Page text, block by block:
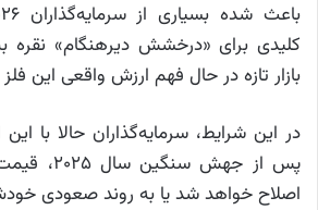
کلیدی برای «درخشش دیرهنگام» نقره
بازار تازه در حال فهم ارزش واقعی این
در این شرایط، سرمایه‌گذاران حالا با این
اصلاح خواهد شد یا به روند صعودی